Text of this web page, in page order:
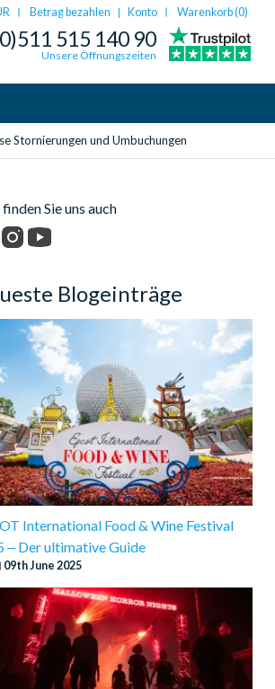
Betrag bezahlen | Konto Warenkorb (0)
515 140 90
Unsere Öffnungszeiten
Stornierungen und Umbuchungen
Sie uns auch
Blogeinträge
International Food & Wine Festival
‒ Der ultimative Guide
09th June 2025